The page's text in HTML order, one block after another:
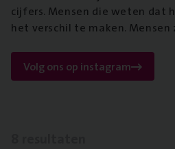
cijfers. Mensen die weten dat
het verschil te maken. Mensen
Volg ons op instagram